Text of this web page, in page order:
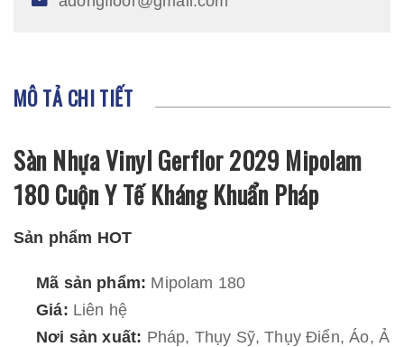
MÔ TẢ CHI TIẾT
Sàn Nhựa Vinyl Gerflor 2029 Mipolam
180 Cuộn Y Tế Kháng Khuẩn Pháp
Sản phẩm HOT
Mã sản phẩm: Mipolam 180
Giá: Liên hệ
Nơi sản xuất: Pháp, Thụy Sỹ, Thụy Điển, Áo, Ả